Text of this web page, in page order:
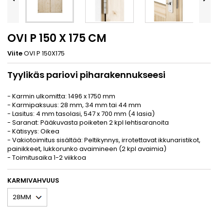
OVI P 150 X 175 CM
ViiteOVI P 150X175
Tyylikäs pariovi piharakennukseesi
- Karmin ulkomitta: 1496 x 1750 mm
- Karmipaksuus: 28 mm, 34 mm tai 44 mm
- Lasitus: 4 mm tasolasi, 547 x 700 mm (4 lasia)
- Saranat: Pääkuvasta poiketen 2 kpl lehtisaranoita
- Kätisyys: Oikea
- Vakiotoimitus sisältää: Peltikynnys, irrotettavat ikkunaristikot,
painikkeet, lukkorunko avaimineen (2 kpl avaimia)
- Toimitusaika 1-2 viikkoa
KARMIVAHVUUS